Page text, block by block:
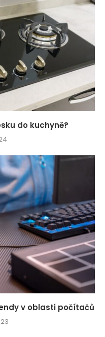
do kuchyně?
v oblasti počítačů